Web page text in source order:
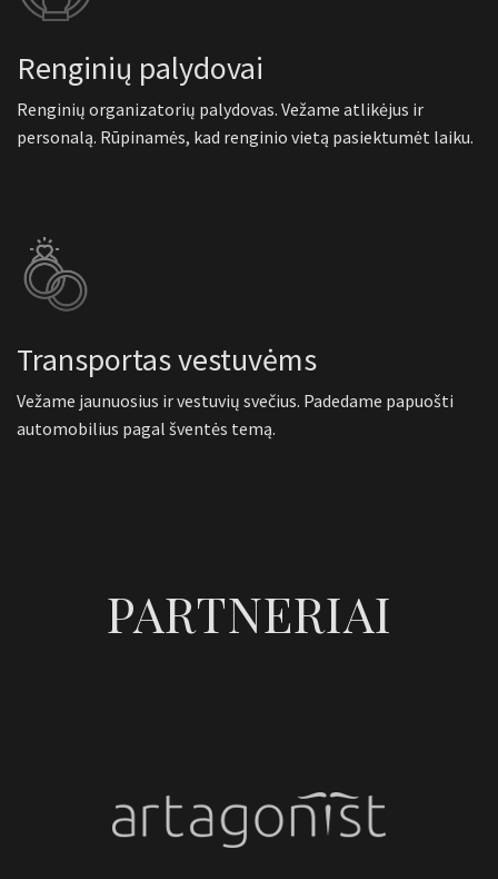
Renginių palydovai
Renginių organizatorių palydovas. Vežame atlikėjus ir
personalą. Rūpinamės, kad renginio vietą pasiektumėt laiku.
Transportas vestuvėms
Vežame jaunuosius ir vestuvių svečius. Padedame papuošti
automobilius pagal šventės temą.
PARTNERIAI